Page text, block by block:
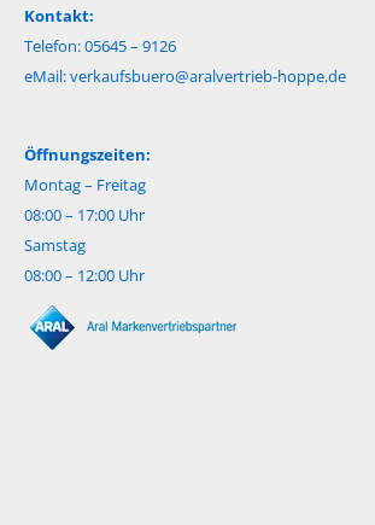
Kontakt:
Telefon: 05645 – 9126
eMail:verkaufsbuero@aralvertrieb-hoppe.de
Öffnungszeiten:
Montag – Freitag
08:00 – 17:00 Uhr
Samstag
08:00 – 12:00 Uhr